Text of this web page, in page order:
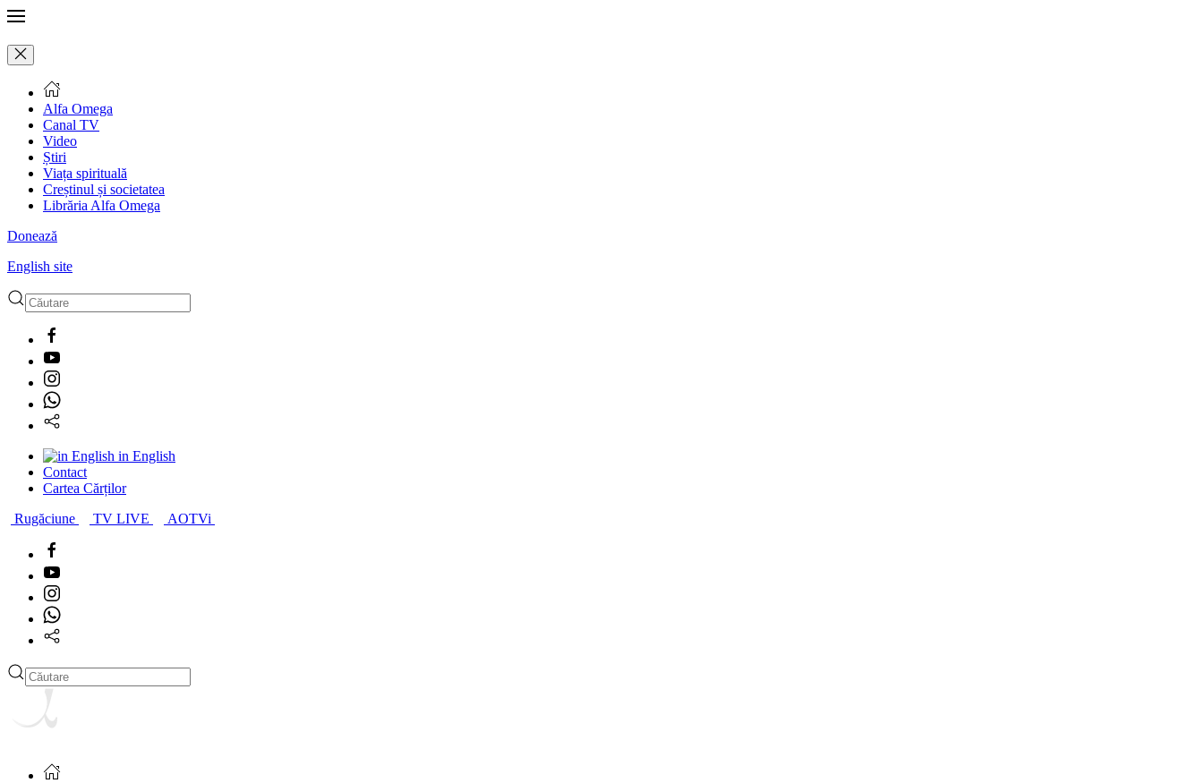
Alfa Omega
Canal TV
Video
Știri
Viața spirituală
Creștinul și societatea
Librăria Alfa Omega
Donează
English site
in English
Contact
Cartea Cărților
Rugăciune
TV LIVE AOTVi